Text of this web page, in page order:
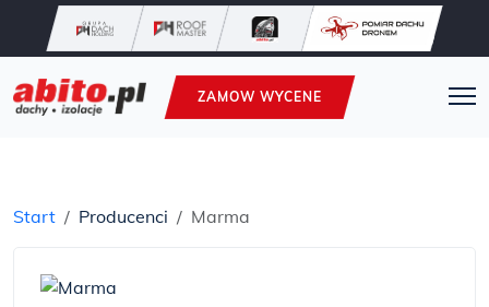
ZAMOW WYCENE
Start Producenci Marma